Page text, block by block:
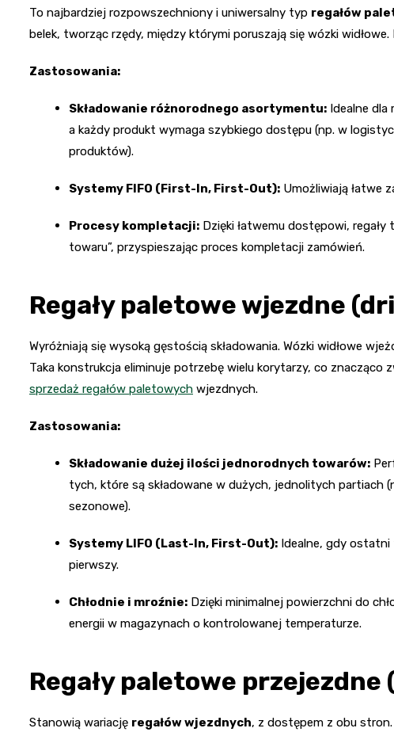
To najbardziej rozpowszechniony i uniwersalny typ regałów
belek, tworząc rzędy, między którymi poruszają się wózki
Zastosowania:
Składowanie różnorodnego asortymentu: Idealne
a każdy produkt wymaga szybkiego dostępu (np. w
produktów).
Systemy FIFO (First-In, First-Out): Umożliwiają łatwe
Procesy kompletacji: Dzięki łatwemu dostępowi,
towaru”, przyspieszając proces kompletacji zamówień.
Regały paletowe wjezdne
Wyróżniają się wysoką gęstością składowania. Wózki widłowe
Taka konstrukcja eliminuje potrzebę wielu korytarzy, co znacząco
sprzedaż regałów paletowych wjezdnych.
Zastosowania:
Składowanie dużej ilości jednorodnych towarów:
tych, które są składowane w dużych, jednolitych partiach
sezonowe).
Systemy LIFO (Last-In, First-Out): Idealne, gdy ostatni
pierwszy.
Chłodnie i mroźnie: Dzięki minimalnej powierzchni do
energii w magazynach o kontrolowanej temperaturze.
Regały paletowe
Stanowią wariację regałów wjezdnych, z dostępem z obu